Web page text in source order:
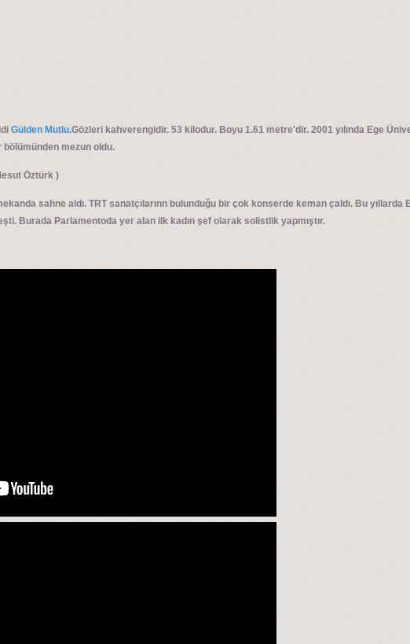
Gülden Mutlu.Gözleri kahverengidir. 53 kilodur. Boyu 1.61 metre'dir. 2001 yılında Ege
bölümünden mezun oldu.
Öztürk )
sahne aldı. TRT sanatçılarınn bulunduğu bir çok konserde keman çaldı. Bu yıllarda
Burada Parlamentoda yer alan ilk kadın şef olarak solistlik yapmıştır.